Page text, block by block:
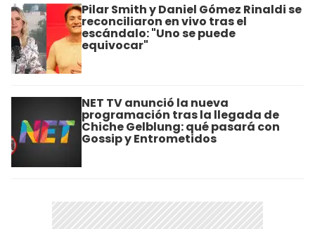
Pilar Smith y Daniel Gómez Rinaldi se
reconciliaron en vivo tras el
escándalo: "Uno se puede
equivocar"
NET TV anunció la nueva
programación tras la llegada de
Chiche Gelblung: qué pasará con
Gossip y Entrometidos